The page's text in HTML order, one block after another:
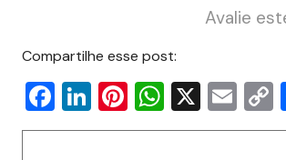
Avalie
Compartilhe esse post:
F
a
Li
n
Pi
nt
W
h
X E
m